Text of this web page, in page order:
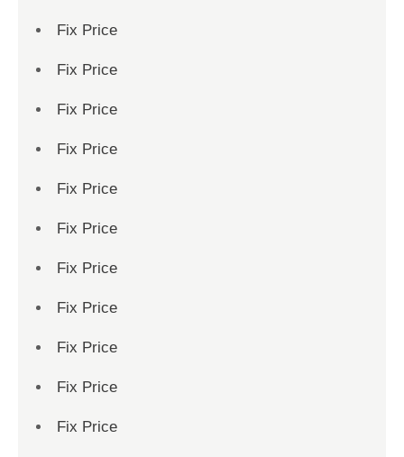
Fix Price
Fix Price
Fix Price
Fix Price
Fix Price
Fix Price
Fix Price
Fix Price
Fix Price
Fix Price
Fix Price